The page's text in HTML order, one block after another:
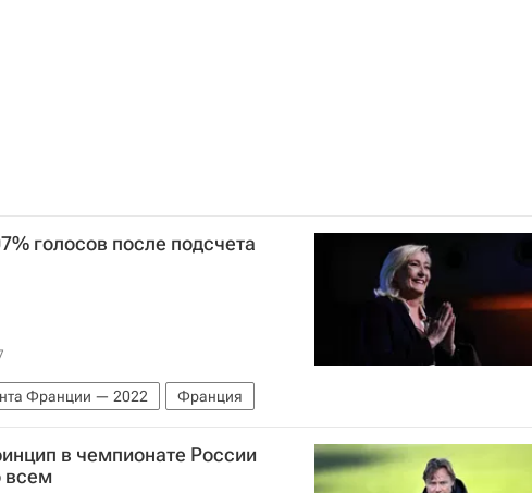
голосов после подсчета
Франции — 2022 Франция
в чемпионате России
всем